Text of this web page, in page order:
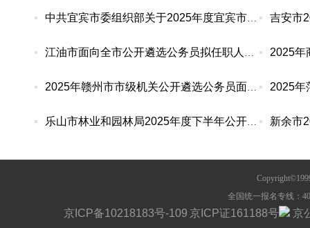
中共宜宾市委组织部关于2025年度宜宾市公开选调公
江油市面向全市公开遴选公务员拟任职人员名单公示
2025年赣州市市级机关公开遴选公务员面试公告
乐山市林业和园林局2025年度下半年公开遴选公务员
全国统一报名专线：
京ICP备10218183号-109 京ICP证161188号 京